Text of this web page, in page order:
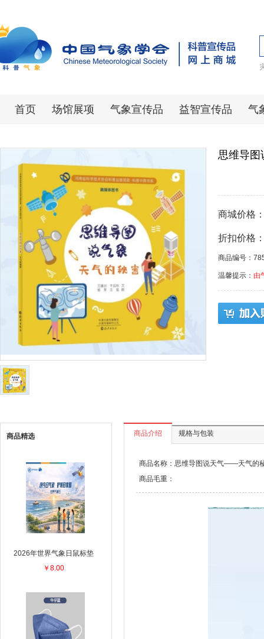
首页 场馆展项 气象宣传品 益智宣传品 气
思维导
商城价格
折扣价格
商品编号：
温馨提示： 由
商品精选
2026年世界气象日鼠标垫
￥8.00
商品介绍 规格与包装
商品名称：思维导图说天气——天气的
商品毛重：